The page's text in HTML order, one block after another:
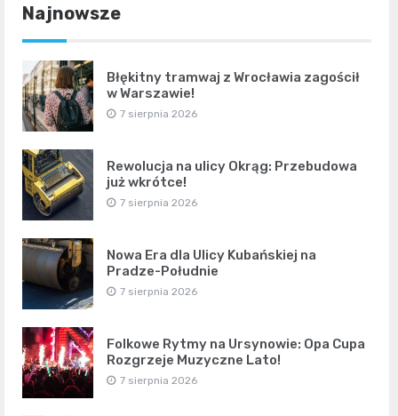
Najnowsze
Błękitny tramwaj z Wrocławia zagościł
w Warszawie!
7 sierpnia 2026
Rewolucja na ulicy Okrąg: Przebudowa
już wkrótce!
7 sierpnia 2026
Nowa Era dla Ulicy Kubańskiej na
Pradze-Południe
7 sierpnia 2026
Folkowe Rytmy na Ursynowie: Opa Cupa
Rozgrzeje Muzyczne Lato!
7 sierpnia 2026